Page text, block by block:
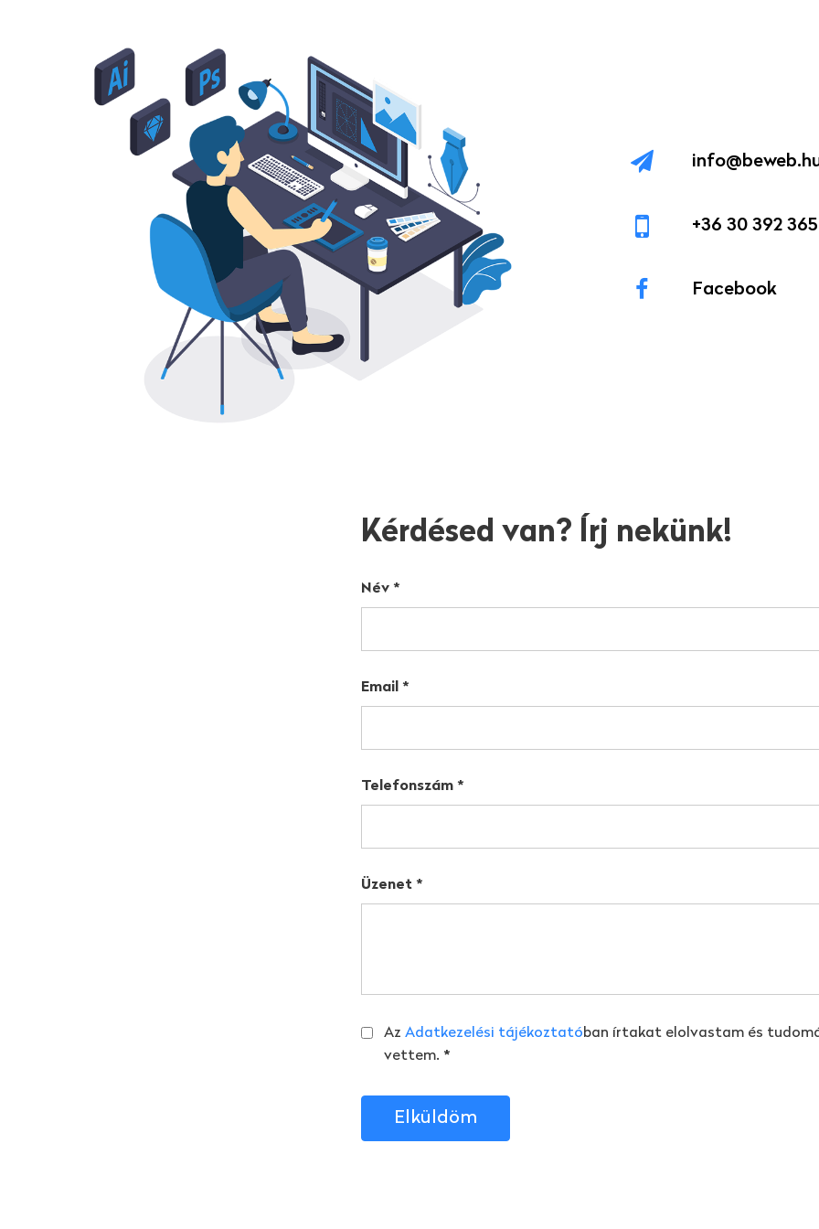
+36 30 392
Facebook
Kérdésed van? Írj nekünk!
Név *
Email *
Telefonszám *
Üzenet *
Az Adatkezelési tájékoztatóban írtakat elolvastam és
vettem. *
Elküldöm